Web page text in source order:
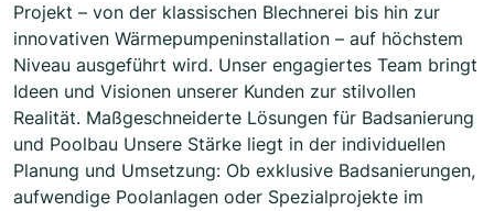
Projekt – von der klassischen Blechnerei bis hin zur
innovativen Wärmepumpeninstallation – auf höchstem
Niveau ausgeführt wird. Unser engagiertes Team bringt
Ideen und Visionen unserer Kunden zur stilvollen
Realität. Maßgeschneiderte Lösungen für Badsanierung
und Poolbau Unsere Stärke liegt in der individuellen
Planung und Umsetzung: Ob exklusive Badsanierungen,
aufwendige Poolanlagen oder Spezialprojekte im